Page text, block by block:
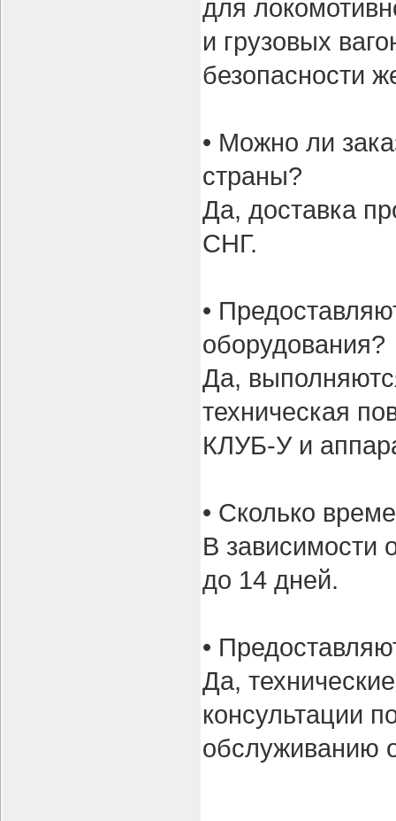
для
и грузовых
безопасности
• Можно ли
страны?
Да, доставка
СНГ.
•
оборудования?
Да,
техническая
КЛУБ-У и
• Сколько
В зависимости
до 14 дней.
•
Да,
консультации
обслуживанию